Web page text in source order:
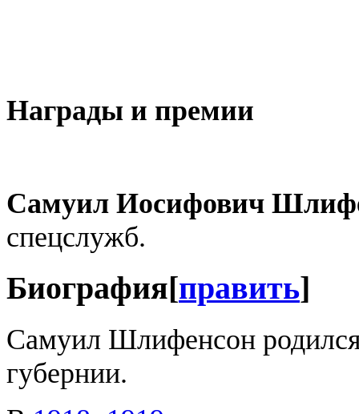
Награды и премии
Самуил Иосифович
спецслужб.
Биография[править]
Самуил Шлифенсон
губернии.